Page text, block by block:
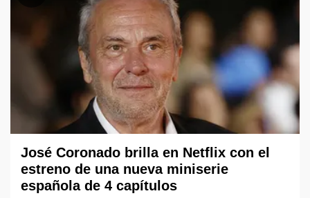
José Coronado brilla en Netflix con el
estreno de una nueva miniserie
española de 4 capítulos